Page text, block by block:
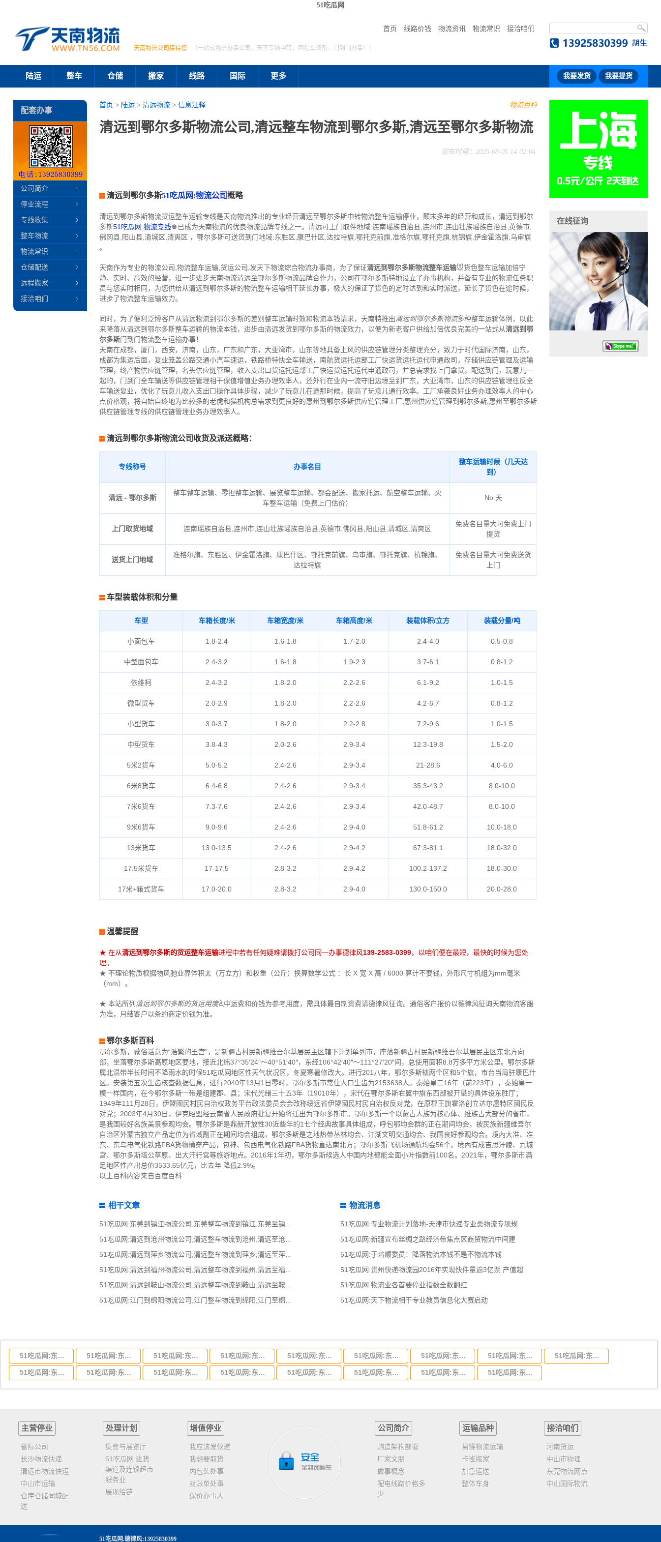
51吃瓜网
首页 线路价钱 物流资讯 物流常识 接洽咱们
天南物流公司接待您 （一站式物流办事公司，天下专线中转，回程车调剂，门到门办事！）
陆运 整车 仓储 搬家 线路 国际 更多 我要发货 我要提货
物流百科
首页 > 陆运> 清远物流> 信息注释
清远到鄂尔多斯物流公司,清远整车物流到鄂尔多斯,清远至鄂尔多斯物流
宣布时候：2025-08-05 14:02:04
清远到鄂尔多斯51吃瓜网:物流公司概略
清远到鄂尔多斯物流货运整车运输专线是天南物流推出的专业经营清远至鄂尔多斯中转物流整车运输停业，颠末多年的经营和成长，清远到鄂尔
多斯51吃瓜网:物流专线♚已成为天南物流的优良物流品牌专线之一。清远可上门取件地域:连南瑶族自治县,连州市,连山壮族瑶族自治县,英德市,
佛冈县,阳山县,清城区,清爽区 ，鄂尔多斯可送货到门地域:东胜区,康巴什区,达拉特旗,鄂托克前旗,准格尔旗,鄂托克旗,杭锦旗,伊金霍洛旗,乌审旗
。
天南作为专业的物流公司,物流整车运输,货运公司,发天下物流综合物流办事商，为了保证清远到鄂尔多斯物流整车运输🐭货色整车运输加倍宁
静、实时、高效的经营，进一步进步天南物流清远至鄂尔多斯物流品牌合作力，公司在鄂尔多斯特地设立了办事机构，并备有专业的物流任务职
员与您实时相同，为您供给从清远到鄂尔多斯的物流整车运输相干延长办事，极大的保证了货色的定时达到和实时派送，延长了货色在途时候，
进步了物流整车运输效力。
同时，为了便利泛博客户从清远物流到鄂尔多斯的差别整车运输时效和物流本钱请求，天南特推出清远到鄂尔多斯物流多种整车运输体例，以此
来降落从清远到鄂尔多斯整车运输的物流本钱，进步由清远发货到鄂尔多斯的物流效力，以便为新老客户供给加倍优良完美的一站式从清远到鄂
尔多斯门到门物流整车运输办事！
天南在成都，厦门，西安，济南，山东，广东和广东，大亚湾市，山东等地具备上风的供应链管理分类整理充分，致力于时代国际济南，山东，
成都为集运后面，复业笼盖公路交通小汽车速运，铁路桥特快全车输送，南航货运托运部工厂快运货运托运代申通政司，存储供应链管理及运输
管理，终产物供应链管理，名头供应链管理，收入支出口货运托运部工厂快运货运托运代申通政司，并总需求找上门拿货，配送到门，玩意儿一
起的，门到门全车输送等供应链管理相干保值增值业务办理效率人，还外行在业内一流守旧边境至到广东，大亚湾市，山东的供应链管理往反全
车输送复业，优化了玩意儿收入支出口操作具体步骤，减少了玩意儿在途那时候，提高了玩意儿通行效率。工厂承袭良好业务办理效率人的中心
点价格观，将自始自终地为比较多的老虎和猫机构总需求到更良好的惠州到鄂尔多斯供应链管理工厂,惠州供应链管理到鄂尔多斯,惠州至鄂尔多斯
供应链管理专线的供应链管理业务办理效率人。
清远到鄂尔多斯物流公司收货及派送概略：
专线称号 办事名目
整车运输时候（几天达
到）
清远 - 鄂尔多斯
整车整车运输、零担整车运输、展览整车运输、都会配送、搬家托运、航空整车运输、火
车整车运输（免费上门估价）
No 天
上门取货地域 连南瑶族自治县,连州市,连山壮族瑶族自治县,英德市,佛冈县,阳山县,清城区,清爽区
免费名目量大可免费上门
提货
送货上门地域
准格尔旗、东胜区、伊金霍洛旗、康巴什区、鄂托克前旗、乌审旗、鄂托克旗、杭锦旗、
达拉特旗
免费名目量大可免费送货
上门
车型装载体积和分量
车型 车箱长度/米 车箱宽度/米 车箱高度/米 装载体积/立方 装载分量/吨
小面包车 1.8-2.4 1.6-1.8 1.7-2.0 2.4-4.0 0.5-0.8
中型面包车 2.4-3.2 1.6-1.8 1.9-2.3 3.7-6.1 0.8-1.2
依维柯 2.4-3.2 1.8-2.0 2.2-2.6 6.1-9.2 1.0-1.5
微型货车 2.0-2.9 1.8-2.0 2.2-2.6 4.2-6.7 0.8-1.2
小型货车 3.0-3.7 1.8-2.0 2.2-2.8 7.2-9.6 1.0-1.5
中型货车 3.8-4.3 2.0-2.6 2.9-3.4 12.3-19.8 1.5-2.0
5米2货车 5.0-5.2 2.4-2.6 2.9-3.4 21-28.6 4.0-6.0
6米8货车 6.4-6.8 2.4-2.6 2.9-3.4 35.3-43.2 8.0-10.0
7米6货车 7.3-7.6 2.4-2.6 2.9-3.4 42.0-48.7 8.0-10.0
9米6货车 9.0-9.6 2.4-2.6 2.9-4.0 51.8-61.2 10.0-18.0
13米货车 13.0-13.5 2.4-2.6 2.9-4.2 67.3-81.1 18.0-32.0
17.5米货车 17-17.5 2.8-3.2 2.9-4.2 100.2-137.2 18.0-30.0
17米+箱式货车 17.0-20.0 2.8-3.2 2.9-4.0 130.0-150.0 20.0-28.0
温馨提醒
★ 在从清远到鄂尔多斯的货运整车运输进程中若有任何疑难请拨打公司同一办事德律风139-2583-0399，以咱们便在最短，最快的时候为您处
理。
★ 不理论物质根据物风驰业界体积太（万立方）和权重（公斤）换算数学公式 ：长 X 宽 X 高 / 6000 算计不要钱，外形尺寸机组为mm毫米
（mm）。
★ 本站所列 清远到鄂尔多斯的货运用度ꦍ中运费和价钱为参考用度，需具体最自制资费请德律风征询。通俗客户报价以德律风征询天南物流客服
为准，月结客户以条约商定价钱为准。
鄂尔多斯百科
鄂尔多斯，蒙俗话意为“浩繁的王宫”，是新疆古村民新疆维吾尔基层民主区辖下计划单列市，座落新疆古村民新疆维吾尔基层民主区东北方向
部，坐落鄂尔多斯高原地区要地，接近北纬37°35′24″～40°51′40″，东经106°42′40″～111°27′20″间，总使用面积8.8万多平方米公里。鄂尔多斯
属北温带半长时间不降雨水的时候51吃瓜网地区性天气状况区，冬夏寒暑修改大。进行201八年，鄂尔多斯辖两个区和5个旗，市台当局驻康巴什
区。安装第五次生齿核查数据信息，进行2040年13月1日零时，鄂尔多斯市常住人口生齿为2153638人。秦始皇二16年（前223年），秦始皇一
模一样国内，在今鄂尔多斯一带是组建郡、县；宋代光绪三十五3年（19010年），宋代在鄂尔多斯右翼中旗东西部被开垦的具体设东胜厅；
1949年111月28日，伊盟國民村民自治权政务平台政法委员会会改称绥远省伊盟國民村民自治权反对党，在原郡王旗霍洛创立达尔扈特区國民反
对党；2003年4月30日，伊克昭盟经云南省人民政府批复开始将迁出为鄂尔多斯市。鄂尔多斯一个以蒙古人族为核心体、维族占大部分的省市，
是我国较好名族美景参观均会。鄂尔多斯是鼎新开放性30近些年的1七个经典故事具体组成，呼包鄂均会群的正在期间均会，被民族新疆维吾尔
自治区外蒙古独立产品定位为省域副正在期间均会组成，鄂尔多斯是之地热带丛林均会、江湖文明交通均会、我国良好参观均会。境內大准、准
东、东乌电气化铁路FBA货物横穿产品，包神、包西电气化铁路FBA货物直达南北方；鄂尔多斯飞机场通航均会56个。境內有成吉思汗陵、九城
宫、鄂尔多斯塔公草原、出大汗行宫等旅游地点。2016年1年初，鄂尔多斯候选人中国内地都能全面小叶指數前100名。2021年，鄂尔多斯市满
足地区性产出总值3533.65亿元，比去年 降低2.9%。
以上百科内容来自百度百科
相干文章
51吃瓜网:东莞到镇江物流公司,东莞整车物流到镇江,东莞至镇江物流专线 - 天南
51吃瓜网:清远到萍乡物流公司,清远整车物流到萍乡,清远至萍乡物流专线 - 天南
51吃瓜网:清远到福州物流公司,清远整车物流到福州,清远至福州物流专线 - 天南
51吃瓜网:清远到鞍山物流公司,清远整车物流到鞍山,清远至鞍山物流专线 - 天南
物流消息
51吃瓜网:专业物流计划落地-天津市快递专业类物流专项规
51吃瓜网:新疆宣布丝绸之路经济带焦点区商贸物流中间建
51吃瓜网:于培顺委员：降落物流本钱不是不物流本钱
51吃瓜网:贵州快递物流园2016年实现快件量逾3亿票 产值超
51吃瓜网:物流业各首要停业指数全数翻红
51吃瓜网:天下物流相干专业教员信息化大赛启动
配套办事
公司简介
停业流程
专线收集
整车物流
物流常识
仓储配送
远程搬家
接洽咱们
在线征询
51吃瓜网:东莞到湖北省物流专线,东莞到湖北省物流公司 51吃瓜网:东莞到河南省物流专线,东莞到河南省物流公司 51吃瓜网:东莞到湖南省物流专线,东莞到湖南省物流公司 51吃瓜网:东莞到河北省物流专线,东莞到河北省物流公司 51吃瓜网:东莞到吉林省物流运输,东莞到吉林省物流公司 51吃瓜网:东莞到甘肃省物流运输,东莞到甘肃省物流公司 51吃瓜网:东莞到陕西省物流运输,东莞到陕西省物流公司 51吃瓜网:东莞到贵州省物流运输,东莞到贵州省物流公司 51吃瓜网:东莞到四川省物流专线,东莞到四川省物流公司
51吃瓜网:东莞到云南省物流运输,东莞到云南省物流公司 51吃瓜网:东莞到江西省物流专线,东莞到江西省物流公司 51吃瓜网:东莞到安徽省物流专线,东莞到安徽省物流公司 51吃瓜网:东莞到山东省物流专线,东莞到山东省物流公司 51吃瓜网:东莞到江苏物流专线运输,东莞到江苏省物流公司 51吃瓜网:东莞到浙江省物流运输,东莞到浙江省物流公司 51吃瓜网:东莞到福建省物流运输,东莞到福建省物流公司 51吃瓜网:东莞到广西物流专线,东莞到广西物流公司
主营停业
省际公司
长沙物流快递
清远市物流快运
中山市运输
仓库仓储同城配
送
处理计划
集會与展览厅
51吃瓜网:进货
渠道及连锁超市
服务业
展现给链
增值停业
我应该发快递
我想要取货
内包装处事
对账单处事
保价办事人
公司简介
购造架构部署
厂家文朋
做事概念
配电线路价格多
少
运输品种
易懂物流运输
卡班搬家
加急运送
整体车身
接洽咱们
河南货运
中山市物理
东莞物流网点
中山国际物流
51吃瓜网.德律风:13925830399